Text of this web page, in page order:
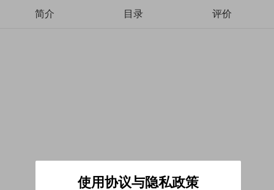
简介 目录 评价
使用协议与隐私政策